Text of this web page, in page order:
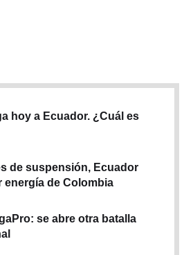
hoy a Ecuador. ¿Cuál es
de suspensión, Ecuador
energía de Colombia
se abre otra batalla